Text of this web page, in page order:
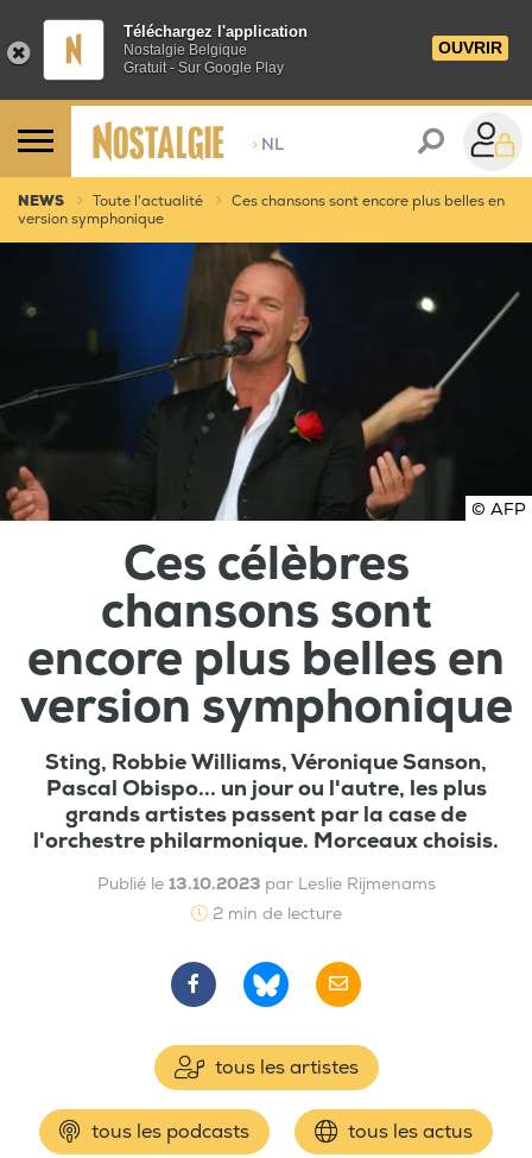
Téléchargez l'application
Nostalgie Belgique
Gratuit - Sur Google Play
OUVRIR
> NL
NEWS Toute l'actualité
Ces chansons sont encore plus belles en
version symphonique
© AFP
Ces célèbres
chansons sont
encore plus belles en
version symphonique
Sting, Robbie Williams, Véronique Sanson,
Pascal Obispo... un jour ou l'autre, les plus
grands artistes passent par la case de
l'orchestre philarmonique. Morceaux choisis.
Publié le 13.10.2023 par Leslie Rijmenams
2 min de lecture
tous les artistes
tous les podcasts tous les actus